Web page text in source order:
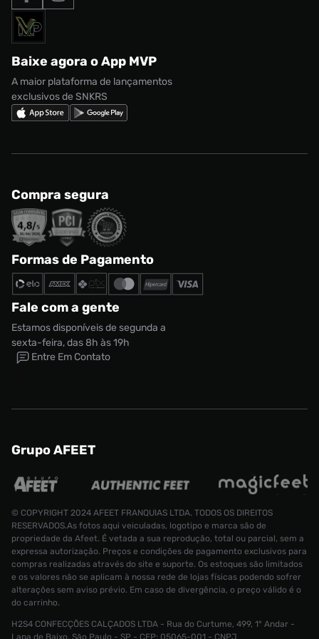
Tênis Nike Shox Tl Feminino
Tamanho:38
R$ 1399,99
R$ 909,99
Acessórios
Marcas
adidas Adi2000
adidas Campus
Nike Shox
Termos de uso
Política de privacidade
Regulamento CRM/ CASHBACK
Regulamento Cupom
Formas de Pagamento
Solicite seus dados
Baixe agora o App MVP
A maior plataforma de lançamentos
exclusivos de SNKRS
Compra segura
Formas de Pagamento
Fale com a gente
Estamos disponíveis de segunda a
sexta-feira, das 8h às 19h
Entre Em Contato
Grupo AFEET
© COPYRIGHT 2024 AFEET FRANQUIAS LTDA. TODOS OS DIREITOS
RESERVADOS.As fotos aqui veiculadas, logotipo e marca são de
propriedade da Afeet. É vetada a sua reprodução, total ou parcial, sem a
expressa autorização. Preços e condições de pagamento exclusivos para
compras realizadas através do site e suporte. Os estoques são limitados
e os valores não se aplicam à nossa rede de lojas físicas podendo sofrer
alterações sem aviso prévio. Em caso de divergência, o preço válido é o
do carrinho.
H2S4 CONFECÇÕES CALÇADOS LTDA - Rua do Curtume, 499, 1° Andar -
Lapa de Baixo, São Paulo - SP - CEP: 05065-001 - CNPJ